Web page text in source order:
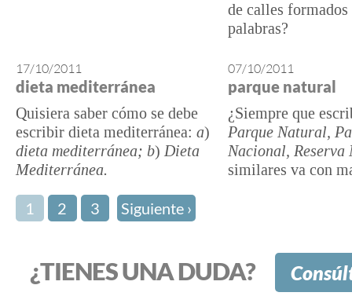
de calles
palabras?
17/10/2011
dieta mediterránea
Quisiera saber cómo se debe
escribir dieta mediterránea: a)
dieta mediterránea; b) Dieta
Mediterránea.
07/10/2011
parque natural
¿Siempre que
Parque Natural,
Nacional, Reserva
similares va con
1 2 3 Siguiente ›
¿TIENES UNA DUDA?